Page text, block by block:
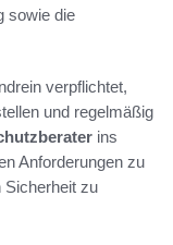
sowie die
verpflichtet,
und regelmäßig
ins
Anforderungen zu
Sicherheit zu